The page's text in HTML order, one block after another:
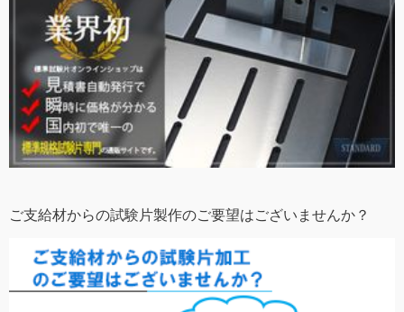
ご支給材からの試験片製作のご要望はございませんか？